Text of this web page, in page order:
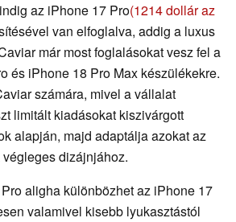
az iPhone 17 Pro(1214 dollár az
van elfoglalva, addig a luxus
már most foglalásokat vesz fel a
és iPhone 18 Pro Max készülékekre.
számára, mivel a vállalat
limitált kiadásokat kiszivárgott
alapján, majd adaptálja azokat az
dizájnjához.
aligha különbözhet az iPhone 17
valamivel kisebb lyukasztástól